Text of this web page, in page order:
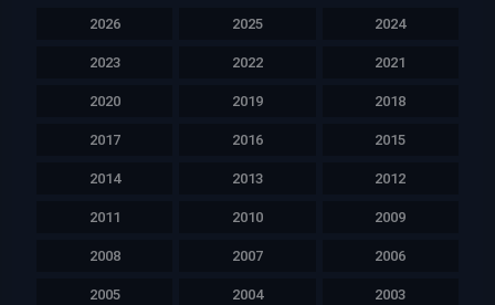
2026 2025 2024
2023 2022 2021
2020 2019 2018
2017 2016 2015
2014 2013 2012
2011 2010 2009
2008 2007 2006
2005 2004 2003